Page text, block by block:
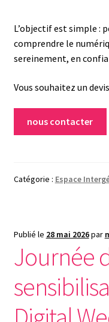
L’objectif est simple :
comprendre le
sereinement, en
Vous souhaitez un
nous contacter
Catégorie : Espace
Publié le 28 mai 2026par
Journée